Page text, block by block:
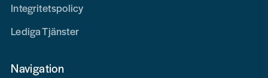
Integritetspolicy
Lediga Tjänster
Navigation